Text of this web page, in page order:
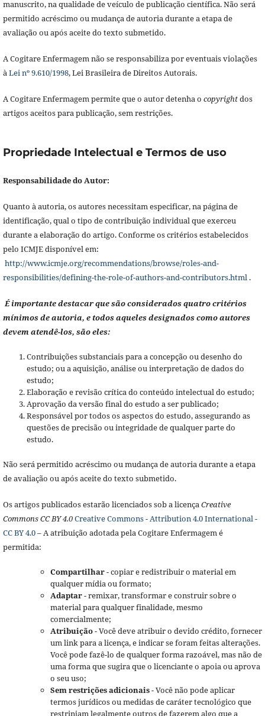
manuscrito, na qualidade de veículo de publicação científica. Não será
permitido acréscimo ou mudança de autoria durante a etapa de
avaliação ou após aceite do texto submetido.
A Cogitare Enfermagem não se responsabiliza por eventuais violações
àLei nº 9.610/1998, Lei Brasileira de Direitos Autorais.
A Cogitare Enfermagem permite que o autor detenha o copyrightdos
artigos aceitos para publicação, sem restrições.
Propriedade Intelectual e Termos de uso
Responsabilidade do Autor:
Quanto à autoria, os autores necessitam especificar, na página de
identificação, qual o tipo de contribuição individual que exerceu
durante a elaboração do artigo. Conforme os critérios estabelecidos
pelo ICMJE disponível em:
http://www.icmje.org/recommendations/browse/roles-and-
responsibilities/defining-the-role-of-authors-and-contributors.html.
É importante destacar que são considerados quatro critérios
mínimos de autoria, e todos aqueles designados como autores
devem atendê-los, são eles:
Contribuições substanciais para a concepção ou desenho do
estudo; ou a aquisição, análise ou interpretação de dados do
estudo;
Elaboração e revisão crítica do conteúdo intelectual do estudo;
Aprovação da versão final do estudo a ser publicado;
Responsável por todos os aspectos do estudo, assegurando as
questões de precisão ou integridade de qualquer parte do
estudo.
Não será permitido acréscimo ou mudança de autoria durante a etapa
de avaliação ou após aceite do texto submetido.
Os artigos publicados estarão licenciados sob a licençaCreative
Commons CC BY 4.0Creative Commons - Attribution 4.0 International -
CC BY 4.0– A atribuição adotada pela Cogitare Enfermagem é
permitida:
Compartilhar- copiar e redistribuir o material em
qualquer mídia ou formato;
Adaptar- remixar, transformar e construir sobre o
material para qualquer finalidade, mesmo
comercialmente;
Atribuição- Você deve atribuir o devido crédito, fornecer
um link para a licença, e indicar se foram feitas alterações.
Você pode fazê-lo de qualquer forma razoável, mas não de
uma forma que sugira que o licenciante o apoia ou aprova
o seu uso;
Sem restrições adicionais- Você não pode aplicar
termos jurídicos ou medidas de caráter tecnológico que
restrinjam legalmente outros de fazerem algo que a